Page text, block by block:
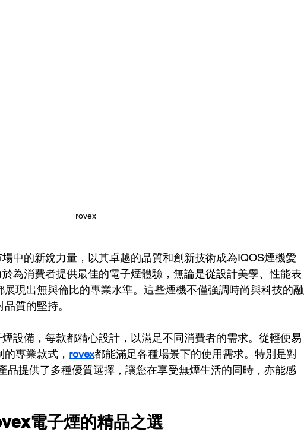
rovex
中的新銳力量，以其卓越的品質和創新技術成為IQOS煙機愛
為消費者提供最佳的電子煙體驗，無論是從設計美學、性能表
現出無與倫比的專業水準。這些煙機不僅強調時尚與科技的融
質的堅持。
設備，每款都精心設計，以滿足不同消費者的需求。從輕便易
專業款式， rovex都能滿足各種場景下的使用需求。特別是對
品提供了多種優質選擇，讓您在享受無煙生活的同時，亦能感
電子煙的精品之選